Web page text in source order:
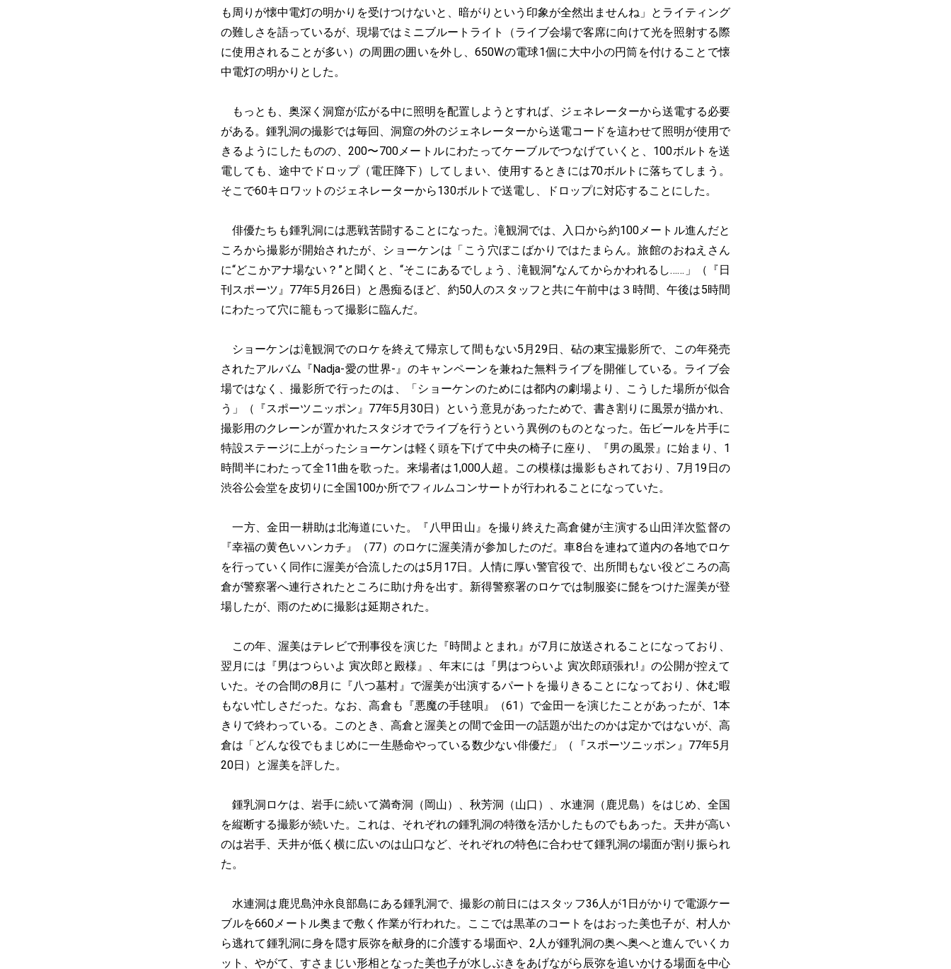
も周りが懐中電灯の明かりを受けつけないと、暗がりという印象が全然出ませんね」とライティング
の難しさを語っているが、現場ではミニブルートライト（ライブ会場で客席に向けて光を照射する際
に使用されることが多い）の周囲の囲いを外し、650Wの電球1個に大中小の円筒を付けることで懐
中電灯の明かりとした。
もっとも、奥深く洞窟が広がる中に照明を配置しようとすれば、ジェネレーターから送電する必要
がある。鍾乳洞の撮影では毎回、洞窟の外のジェネレーターから送電コードを這わせて照明が使用で
きるようにしたものの、200〜700メートルにわたってケーブルでつなげていくと、100ボルトを送
電しても、途中でドロップ（電圧降下）してしまい、使用するときには70ボルトに落ちてしまう。
そこで60キロワットのジェネレーターから130ボルトで送電し、ドロップに対応することにした。
俳優たちも鍾乳洞には悪戦苦闘することになった。滝観洞では、入口から約100メートル進んだと
ころから撮影が開始されたが、ショーケンは「こう穴ぼこばかりではたまらん。旅館のおねえさん
に“どこかアナ場ない？”と聞くと、“そこにあるでしょう、滝観洞”なんてからかわれるし……」（『日
刊スポーツ』77年5月26日）と愚痴るほど、約50人のスタッフと共に午前中は３時間、午後は5時間
にわたって穴に籠もって撮影に臨んだ。
ショーケンは滝観洞でのロケを終えて帰京して間もない5月29日、砧の東宝撮影所で、この年発売
されたアルバム『Nadja-愛の世界-』のキャンペーンを兼ねた無料ライブを開催している。ライブ会
場ではなく、撮影所で行ったのは、「ショーケンのためには都内の劇場より、こうした場所が似合
う」（『スポーツニッポン』77年5月30日）という意見があったためで、書き割りに風景が描かれ、
撮影用のクレーンが置かれたスタジオでライブを行うという異例のものとなった。缶ビールを片手に
特設ステージに上がったショーケンは軽く頭を下げて中央の椅子に座り、『男の風景』に始まり、1
時間半にわたって全11曲を歌った。来場者は1,000人超。この模様は撮影もされており、7月19日の
渋谷公会堂を皮切りに全国100か所でフィルムコンサートが行われることになっていた。
一方、金田一耕助は北海道にいた。『八甲田山』を撮り終えた高倉健が主演する山田洋次監督の
『幸福の黄色いハンカチ』（77）のロケに渥美清が参加したのだ。車8台を連ねて道内の各地でロケ
を行っていく同作に渥美が合流したのは5月17日。人情に厚い警官役で、出所間もない役どころの高
倉が警察署へ連行されたところに助け舟を出す。新得警察署のロケでは制服姿に髭をつけた渥美が登
場したが、雨のために撮影は延期された。
この年、渥美はテレビで刑事役を演じた『時間よとまれ』が7月に放送されることになっており、
翌月には『男はつらいよ 寅次郎と殿様』、年末には『男はつらいよ 寅次郎頑張れ!』の公開が控えて
いた。その合間の8月に『八つ墓村』で渥美が出演するパートを撮りきることになっており、休む暇
もない忙しさだった。なお、高倉も『悪魔の手毬唄』（61）で金田一を演じたことがあったが、1本
きりで終わっている。このとき、高倉と渥美との間で金田一の話題が出たのかは定かではないが、高
倉は「どんな役でもまじめに一生懸命やっている数少ない俳優だ」（『スポーツニッポン』77年5月
20日）と渥美を評した。
鍾乳洞ロケは、岩手に続いて満奇洞（岡山）、秋芳洞（山口）、水連洞（鹿児島）をはじめ、全国
を縦断する撮影が続いた。これは、それぞれの鍾乳洞の特徴を活かしたものでもあった。天井が高い
のは岩手、天井が低く横に広いのは山口など、それぞれの特色に合わせて鍾乳洞の場面が割り振られ
た。
水連洞は鹿児島沖永良部島にある鍾乳洞で、撮影の前日にはスタッフ36人が1日がかりで電源ケー
ブルを660メートル奥まで敷く作業が行われた。ここでは黒革のコートをはおった美也子が、村人か
ら逃れて鍾乳洞に身を隠す辰弥を献身的に介護する場面や、2人が鍾乳洞の奥へ奥へと進んでいくカ
ット、やがて、すさまじい形相となった美也子が水しぶきをあげながら辰弥を追いかける場面を中心